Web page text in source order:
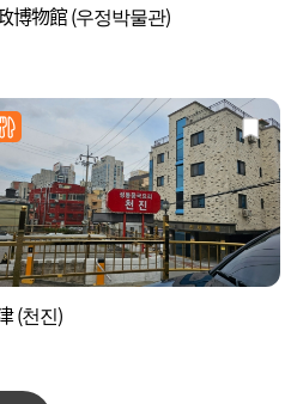
博物館 (우정박물관)
(천진)